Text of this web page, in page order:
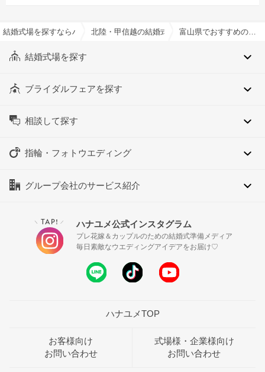
結婚式場を探すならハナユメ北陸・甲信越の結婚式場 富山県でおすすめの結婚式場・挙式会場一覧
結婚式場を探す
ブライダルフェアを探す
相談して探す
指輪・フォトウエディング
グループ会社のサービス紹介
＼ TAP! ／ ハナユメ公式インスタグラム
プレ花嫁＆カップルのための結婚式準備メディア
毎日素敵なウエディングアイデアをお届け♡
ハナユメTOP
お客様向け
お問い合わせ
式場様・企業様向け
お問い合わせ